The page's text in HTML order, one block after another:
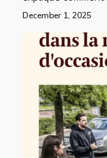
December 1, 2025